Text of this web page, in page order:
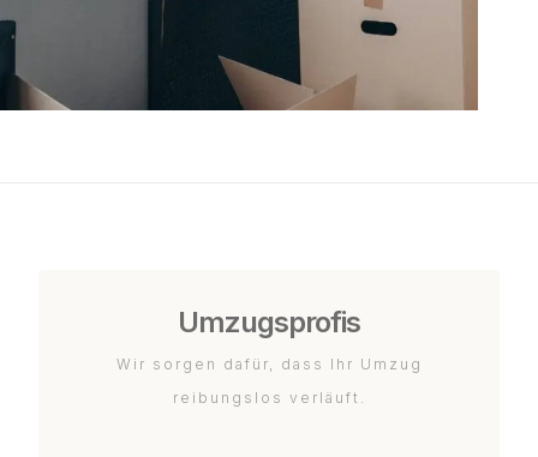
Umzugsprofis
Wir sorgen dafür, dass Ihr Umzug
reibungslos verläuft.